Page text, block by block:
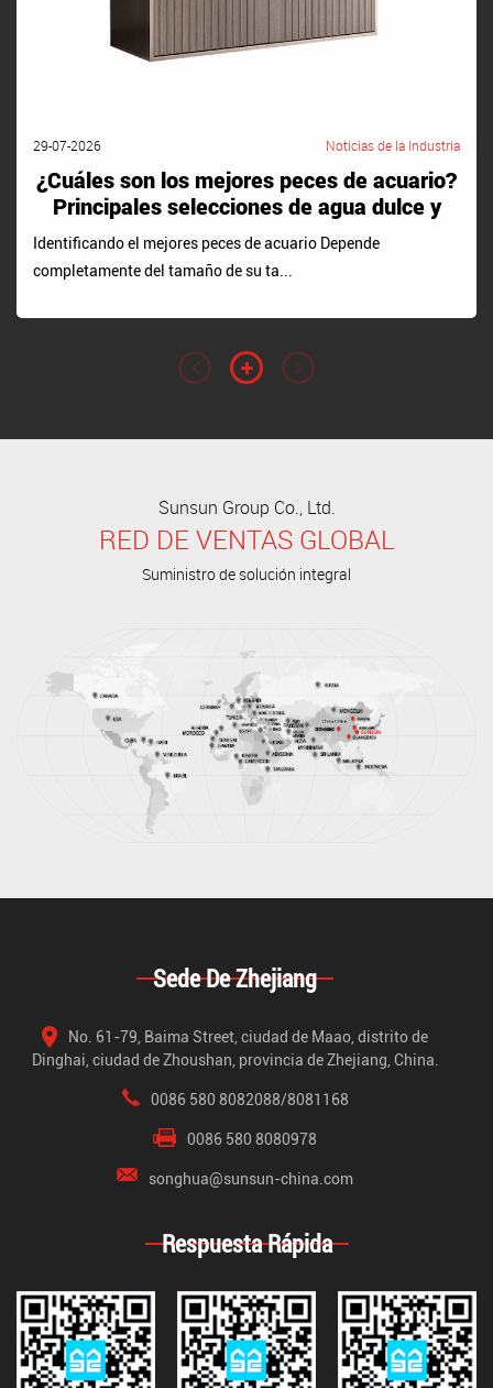
29-07-2026 Noticias de la Industria
¿Cuáles son los mejores peces de acuario?
Principales selecciones de agua dulce y
salada
Identificando el mejores peces de acuario Depende
completamente del tamaño de su ta...
Sunsun Group Co., Ltd.
RED DE VENTAS GLOBAL
Suministro de solución integral
Sede De Zhejiang
No. 61-79, Baima Street, ciudad de Maao, distrito de
Dinghai, ciudad de Zhoushan, provincia de Zhejiang, China.
0086 580 8082088/8081168
0086 580 8080978
songhua@sunsun-china.com
Respuesta Rápida